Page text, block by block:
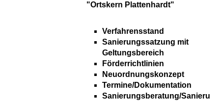
"Ortskern Plattenhardt"
Verfahrensstand
Sanierungssatzung mit
Geltungsbereich
Förderrichtlinien
Neuordnungskonzept
Termine/Dokumentation
Sanierungsberatung/Sanieru